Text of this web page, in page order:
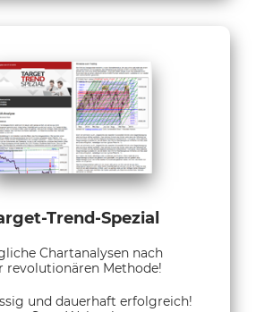
Trend-Spezial
Chartanalysen nach
revolutionären Methode!
und dauerhaft erfolgreich!